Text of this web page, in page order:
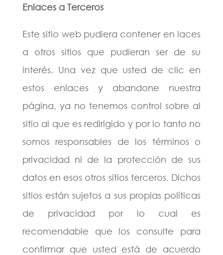
Enlaces a Terceros
Este sitio web pudiera contener en laces
a otros sitios que pudieran ser de su
interés. Una vez que usted de clic en
estos enlaces y abandone nuestra
página, ya no tenemos control sobre al
sitio al que es redirigido y por lo tanto no
somos responsables de los términos o
privacidad ni de la protección de sus
datos en esos otros sitios terceros. Dichos
sitios están sujetos a sus propias políticas
de privacidad por lo cual es
recomendable que los consulte para
confirmar que usted está de acuerdo